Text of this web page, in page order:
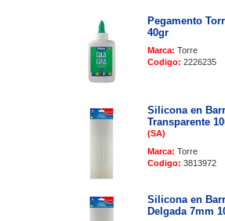
Pegamento
40gr
Marca: Torre
Codigo: 2226235
Silicona en
Transparente
(SA)
Marca: Torre
Codigo: 3813972
Silicona en
Delgada 7mm